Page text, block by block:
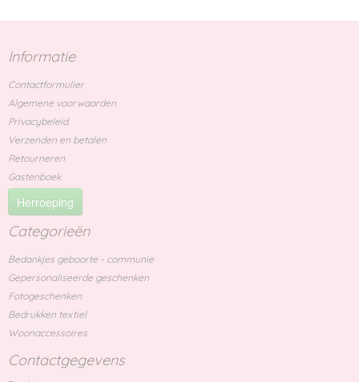
Informatie
Contactformulier
Algemene voorwaarden
Privacybeleid
Verzenden en betalen
Retourneren
Gastenboek
Herroeping
Categorieën
Bedankjes geboorte - communie
Gepersonaliseerde geschenken
Fotogeschenken
Bedrukken textiel
Woonaccessoires
Contactgegevens